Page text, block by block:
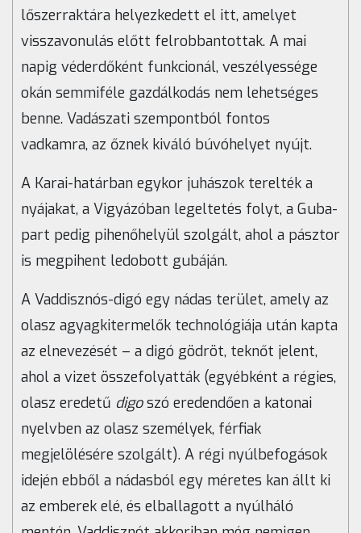
lőszerraktára helyezkedett el itt, amelyet
visszavonulás előtt felrobbantottak. A mai
napig véderdőként funkcionál, veszélyessége
okán semmiféle gazdálkodás nem lehetséges
benne. Vadászati szempontból fontos
vadkamra, az őznek kiváló búvóhelyet nyújt.
A Karai-határban egykor juhászok terelték a
nyájakat, a Vigyázóban legeltetés folyt, a Guba-
part pedig pihenőhelyül szolgált, ahol a pásztor
is megpihent ledobott gubáján.
A Vaddisznós-digó egy nádas terület, amely az
olasz agyagkitermelők technológiája után kapta
az elnevezését – a digó gödröt, teknőt jelent,
ahol a vizet összefolyatták (egyébként a régies,
olasz eredetű digoszó eredendően a katonai
nyelvben az olasz személyek, férfiak
megjelölésére szolgált). A régi nyúlbefogások
idején ebből a nádasból egy méretes kan állt ki
az emberek elé, és elballagott a nyúlháló